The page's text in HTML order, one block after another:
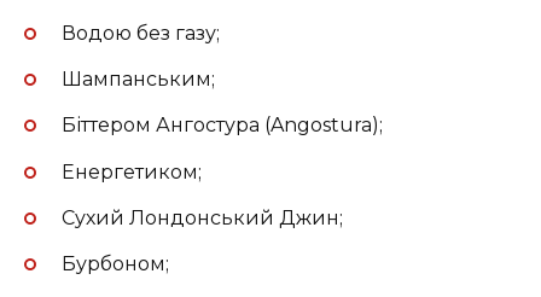
Водою без газу;
Шампанським;
Біттером Ангостура (Angostura);
Енергетиком;
Сухий Лондонський Джин;
Бурбоном;